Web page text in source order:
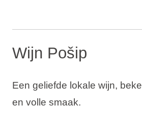
Wijn Pošip
Een geliefde lokale wijn,
en volle smaak.